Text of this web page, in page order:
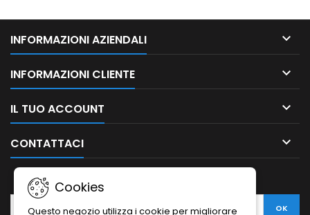
INFORMAZIONI AZIENDALI 
INFORMAZIONI CLIENTE 
IL TUO ACCOUNT 
CONTATTACI 
Cookies
Questo negozio utilizza i cookie per migliorare